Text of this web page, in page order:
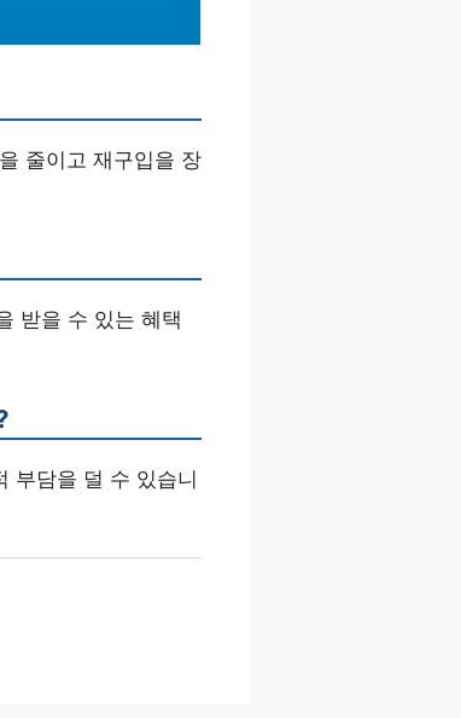
줄이고 재구입을 장
받을 수 있는 혜택
부담을 덜 수 있습니